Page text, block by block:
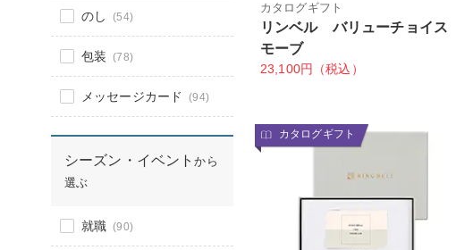
のし (54)
包装 (78)
メッセージカード (94)
シーズン・イベントから
選ぶ
就職 (90)
カタログギフト
リンベル バリューチョイス
モーブ
23,100円（税込）
カタログギフト